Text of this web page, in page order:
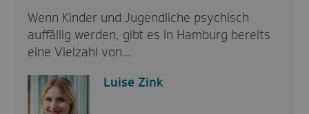
Wenn Kinder und Jugendliche psychisch
auffällig werden, gibt es in Hamburg bereits
eine Vielzahl von…
Luise Zink